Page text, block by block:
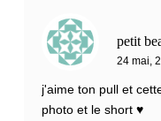
petit
24 mai,
j'aime ton pull et
photo et le short ♥